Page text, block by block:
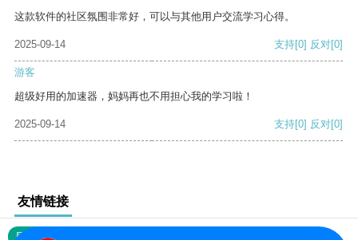
这款软件的社区氛围非常好，可以与其他用户交流学习心得。
2025-09-14 支持[0] 反对[0]
游客
超级好用的加速器，妈妈再也不用担心我的学习啦！
2025-09-14 支持[0] 反对[0]
友情链接
网站地图